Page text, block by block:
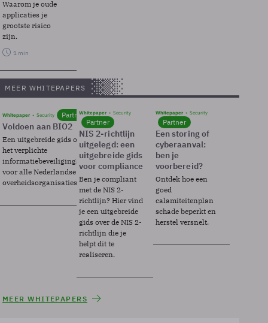
Waarom je oude
applicaties je
grootste risico
zijn.
1 min
MEER WHITEPAPERS
Whitepaper Security Partner
Voldoen aan BIO2
Een uitgebreide gids over BIO2,
het verplichte
informatiebeveiligingsframework
voor alle Nederlandse
overheidsorganisaties.
Whitepaper Security
Partner
NIS 2-richtlijn
uitgelegd: een
uitgebreide gids
voor compliance
Ben je compliant
met de NIS 2-
richtlijn? Hier vind
je een uitgebreide
gids over de NIS 2-
richtlijn die je
helpt dit te
realiseren.
Whitepaper Security
Partner
Een storing of
cyberaanval:
ben je
voorbereid?
Ontdek hoe een
goed
calamiteitenplan
schade beperkt en
herstel versnelt.
MEER WHITEPAPERS